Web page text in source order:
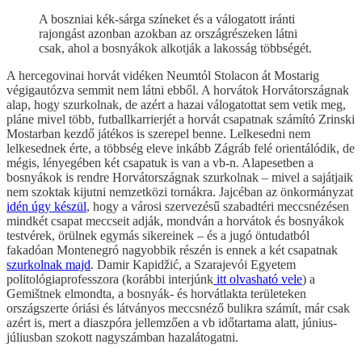
A boszniai kék-sárga színeket és a válogatott iránti
rajongást azonban azokban az országrészeken látni
csak, ahol a bosnyákok alkotják a lakosság többségét.
A hercegovinai horvát vidéken Neumtól Stolacon át Mostarig
végigautózva semmit nem látni ebből. A horvátok Horvátországnak
alap, hogy szurkolnak, de azért a hazai válogatottat sem vetik meg,
pláne mivel több, futballkarrierjét a horvát csapatnak számító Zrinski
Mostarban kezdő játékos is szerepel benne. Lelkesedni nem
lelkesednek érte, a többség eleve inkább Zágráb felé orientálódik, de
mégis, lényegében két csapatuk is van a vb-n. Alapesetben a
bosnyákok is rendre Horvátországnak szurkolnak – mivel a sajátjaik
nem szoktak kijutni nemzetközi tornákra. Jajcéban az önkormányzat
idén úgy készül, hogy a városi szervezésű szabadtéri meccsnézésen
mindkét csapat meccseit adják, mondván a horvátok és bosnyákok
testvérek, örülnek egymás sikereinek – és a jugó öntudatból
fakadóan Montenegró nagyobbik részén is ennek a két csapatnak
szurkolnak majd. Damir Kapidžić, a Szarajevói Egyetem
politológiaprofesszora (korábbi interjúnk itt olvasható vele) a
Gemištnek elmondta, a bosnyák- és horvátlakta területeken
országszerte óriási és látványos meccsnéző bulikra számít, már csak
azért is, mert a diaszpóra jellemzően a vb időtartama alatt, június-
júliusban szokott nagyszámban hazalátogatni.